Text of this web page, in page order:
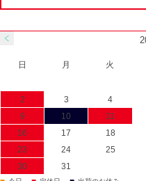
日 月 火
2
3 4
9
10 11
16
17 18
23
24 25
30
31